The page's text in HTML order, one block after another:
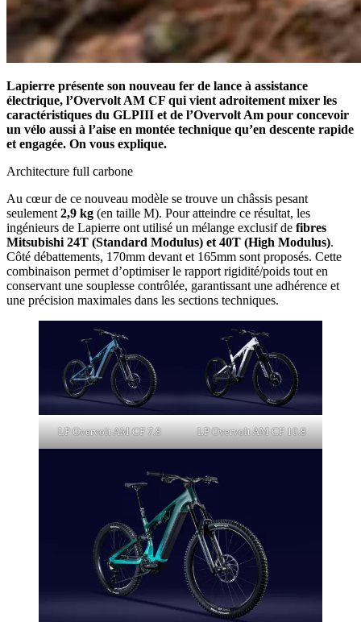
Lapierre présente son nouveau fer de lance à assistance
électrique, l’Overvolt AM CF qui vient adroitement mixer les
caractéristiques du GLPIII et de l’Overvolt Am pour concevoir
un vélo aussi à l’aise en montée technique qu’en descente rapide
et engagée. On vous explique.
Architecture full carbone
Au cœur de ce nouveau modèle se trouve un châssis pesant
seulement 2,9 kg (en taille M). Pour atteindre ce résultat, les
ingénieurs de Lapierre ont utilisé un mélange exclusif de fibres
Mitsubishi 24T (Standard Modulus) et 40T (High Modulus).
Côté débattements, 170mm devant et 165mm sont proposés. Cette
combinaison permet d’optimiser le rapport rigidité/poids tout en
conservant une souplesse contrôlée, garantissant une adhérence et
une précision maximales dans les sections techniques.
LP Overvolt AM CF 7.8 LP Overvolt AM CF 10.8